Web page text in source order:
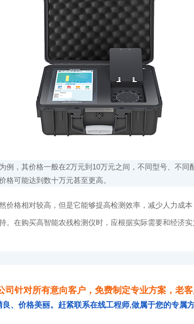
，其价格一般在2万元到10万元之间，不同型号、不同
格可能达到数十万元甚至更高。
价格相对较高，但是它能够提高检测效率，减少人力成
。在购买高智能农残检测仪时，应根据实际需要和经济
司针对所有意向客户，免费制定专业方案，老客
、价格美丽。赶紧联系在线工程师,做属于您的专属方